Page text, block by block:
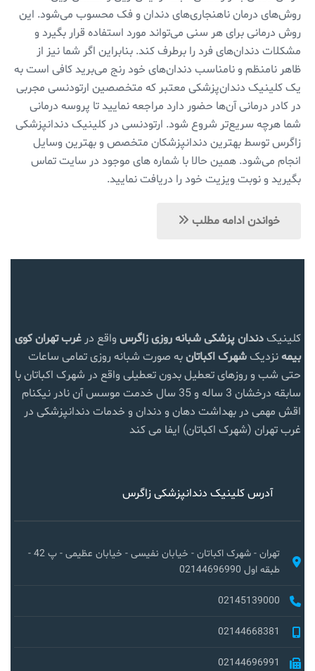
روش‌های درمان ناهنجاری‌های دندان و فک محسوب می‌شود. این
روش درمانی برای هر سنی می‌تواند مورد استفاده قرار بگیرد و
مشکلات دندان‌های فرد را برطرف کند. بنابراین اگر شما نیز از
ظاهر نامنظم و نامناسب دندان‌های خود رنج می‌برید کافی است به
یک کلینیک دندان‌پزشکی معتبر که متخصصین ارتودنسی مجربی
در کادر درمانی آن‌ها حضور دارد مراجعه نمایید تا پروسه درمانی
شما هرچه سریع‌تر شروع شود. ارتودنسی در کلینیک دندانپزشکی
زاگرس توسط بهترین دندانپزشکان متخصص و بهترین وسایل
انجام می‌شود. همین حالا با شماره های موجود در سایت تماس
بگیرید و نوبت ویزیت خود را دریافت نمایید.
خواندن ادامه مطلب
کلینیکدندان پزشکی شبانه روزی زاگرس واقع در غرب تهرانکوی
بیمهنزدیکشهرک اکباتانبه صورت شبانه روزی تمامی ساعات
حتی شب و روزهای تعطیل بدون تعطیلی واقع در شهرک اکباتان با
سابقه درخشان 3 ساله و 35 سال خدمت موسس آن نادر نیکنام
اقش مهمی در بهداشت دهان و دندان و خدمات دندانپزشکی در
غرب تهران (شهرک اکباتان) ایفا می کند
آدرس کلینیک دندانپزشکی زاگرس
تهران - شهرک اکباتان - خیابان نفیسی - خیابان عظیمی - پ 42 -
طبقه اول 02144696990
02145139000
02144668381
02144696991